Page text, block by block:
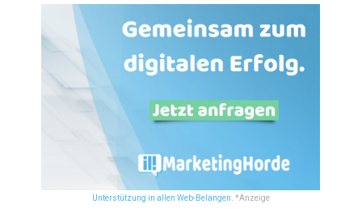
Unterstützung in allen Web-Belangen. *Anzeige